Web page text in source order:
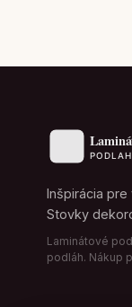
Inšpirácia pre
Stovky
Laminátové
podláh. Nákup